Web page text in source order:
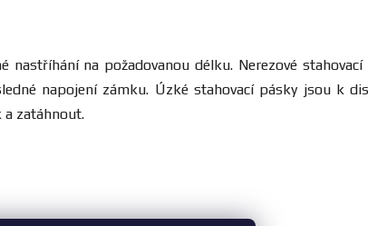
na požadovanou délku. Nerezové stahovací
napojení zámku. Úzké stahovací pásky jsou k
a zatáhnout.